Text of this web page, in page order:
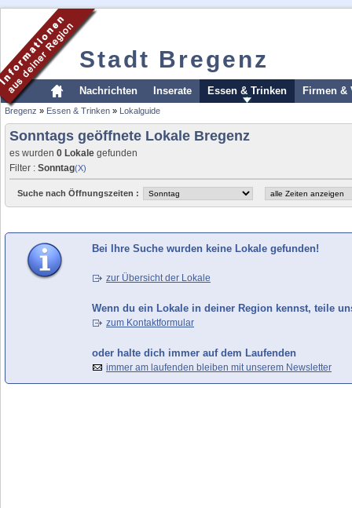
Stadt Bregenz
Nachrichten Inserate Essen & Trinken Firmen &
Bregenz » Essen & Trinken » Lokalguide
Sonntags geöffnete Lokale Bregenz
es wurden 0 Lokale gefunden
Filter : Sonntag(X)
Suche nach Öffnungszeiten :
Bei Ihre Suche wurden keine Lokale gefunden!
zur Übersicht der Lokale
Wenn du ein Lokale in deiner Region kennst, teile
zum Kontaktformular
oder halte dich immer auf dem Laufenden
immer am laufenden bleiben mit unserem Newsletter